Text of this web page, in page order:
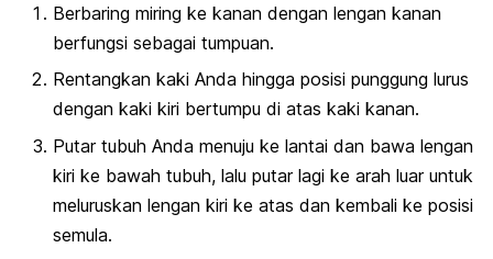
Berbaring miring ke kanan dengan lengan kanan
berfungsi sebagai tumpuan.
Rentangkan kaki Anda hingga posisi punggung lurus
dengan kaki kiri bertumpu di atas kaki kanan.
Putar tubuh Anda menuju ke lantai dan bawa lengan
kiri ke bawah tubuh, lalu putar lagi ke arah luar untuk
meluruskan lengan kiri ke atas dan kembali ke posisi
semula.